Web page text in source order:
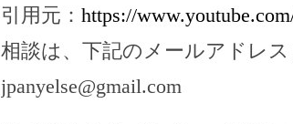
引用元： https://
相談は、下記のメールアドレ
jpanyelse@gmail.com